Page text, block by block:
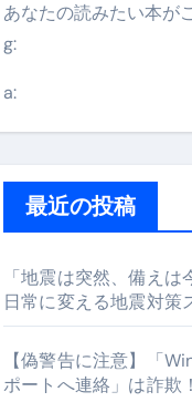
あなたの読みたい本が
g:
a:
最近の投稿
「地震は突然、備え
日常に変える地震対策
【偽警告に注意】「
ポートへ連絡」は詐欺